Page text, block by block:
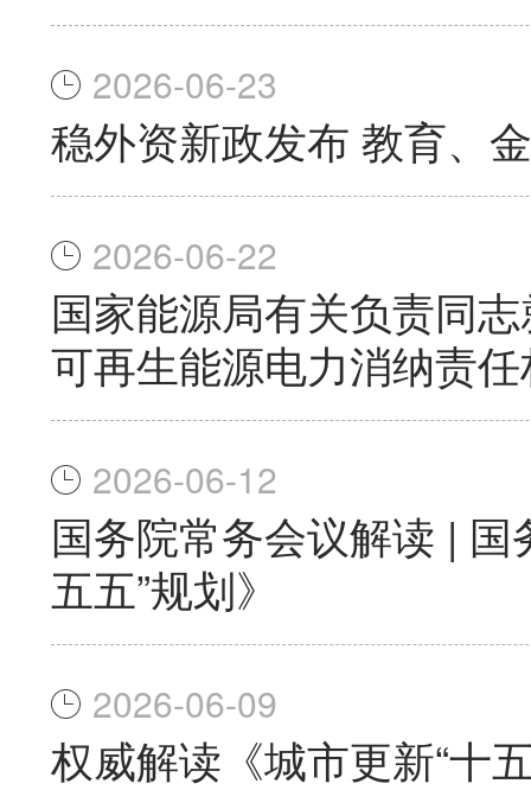
2026-06-23
稳外资新政发布 教育、
2026-06-22
国家能源局有关负责同
可再生能源电力消纳责
2026-06-12
国务院常务会议解读 |
五五”规划》
2026-06-09
权威解读《城市更新“十